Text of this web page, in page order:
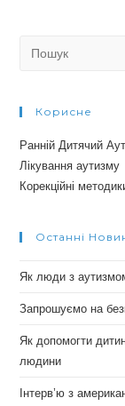
Корисне
Ранній Дитячий
Лікування аутизму
Корекційні
Останні
Як люди з
Запрошуємо на
Як допомогти
людини
Інтерв’ю з